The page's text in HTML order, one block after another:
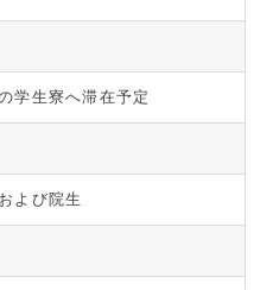
学生寮へ滞在予定
よび院生